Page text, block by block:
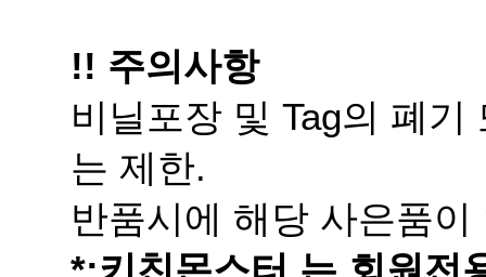
!! 주의사항
는 제한.
반품시에 해당 사은품